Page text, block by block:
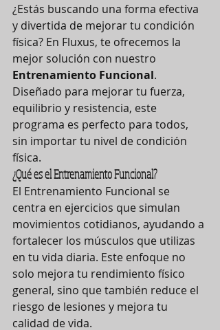
¿Estás buscando una forma efectiva
y divertida de mejorar tu condición
física? En Fluxus, te ofrecemos la
mejor solución con nuestro
Entrenamiento Funcional.
Diseñado para mejorar tu fuerza,
equilibrio y resistencia, este
programa es perfecto para todos,
sin importar tu nivel de condición
física.
¿Qué es el Entrenamiento Funcional?
El Entrenamiento Funcional se
centra en ejercicios que simulan
movimientos cotidianos, ayudando a
fortalecer los músculos que utilizas
en tu vida diaria. Este enfoque no
solo mejora tu rendimiento físico
general, sino que también reduce el
riesgo de lesiones y mejora tu
calidad de vida.